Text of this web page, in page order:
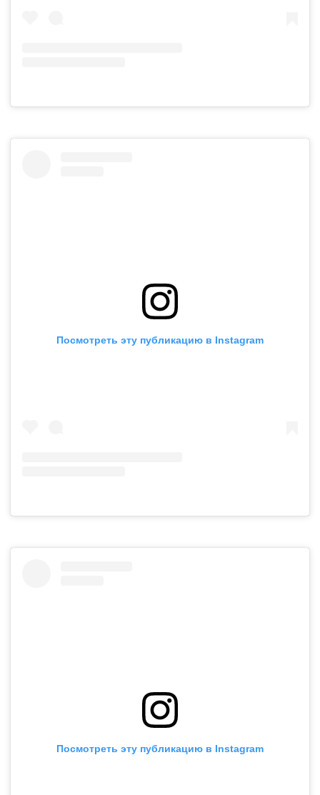
Посмотреть эту публикацию в Instagram
Посмотреть эту публикацию в Instagram